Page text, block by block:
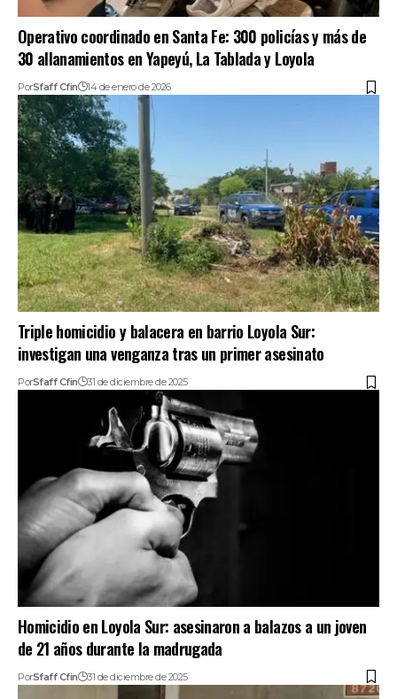
Operativo coordinado en Santa Fe: 300 policías y más de
30 allanamientos en Yapeyú, La Tablada y Loyola
PorSfaff Cfin 14 de enero de 2026
Triple homicidio y balacera en barrio Loyola Sur:
investigan una venganza tras un primer asesinato
PorSfaff Cfin 31 de diciembre de 2025
Homicidio en Loyola Sur: asesinaron a balazos a un joven
de 21 años durante la madrugada
PorSfaff Cfin 31 de diciembre de 2025